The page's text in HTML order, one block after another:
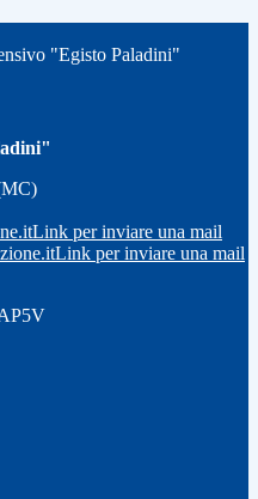
"Egisto Paladini"
Link per inviare una mail
Link per inviare una mail